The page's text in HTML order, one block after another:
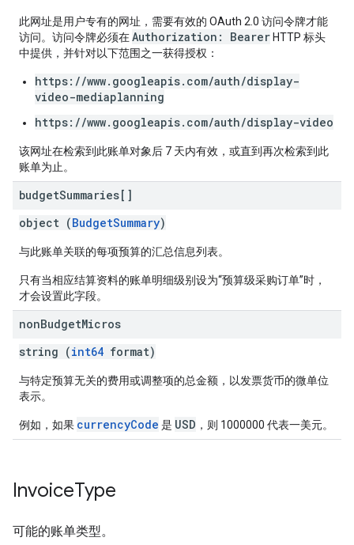
此网址是用户专有的网址，需要有效的 OAuth 2.0 访问令牌才能
访问。访问令牌必须在Authorization: Bearer HTTP 标头
中提供，并针对以下范围之一获得授权：
https://www.googleapis.com/auth/display-
video-mediaplanning
https://www.googleapis.com/auth/display-video
该网址在检索到此账单对象后 7 天内有效，或直到再次检索到此
账单为止。
budgetSummaries[]
object (BudgetSummary)
与此账单关联的每项预算的汇总信息列表。
只有当相应结算资料的账单明细级别设为“预算级采购订单”时，
才会设置此字段。
nonBudgetMicros
string (int64 format)
与特定预算无关的费用或调整项的总金额，以发票货币的微单位
表示。
例如，如果 currencyCode 是 USD ，则 1000000 代表一美元。
InvoiceType
可能的账单类型。